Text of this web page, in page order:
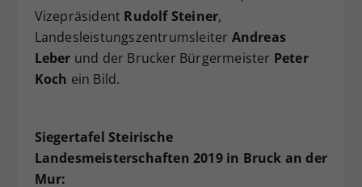
Vizepräsident Rudolf Steiner,
Landesleistungszentrumsleiter Andreas
Leber und der Brucker Bürgermeister Peter
Koch ein Bild.
Siegertafel Steirische
Landesmeisterschaften 2019 in Bruck an der
Mur: